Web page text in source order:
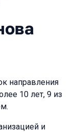
направления
10 лет, 9 из
и